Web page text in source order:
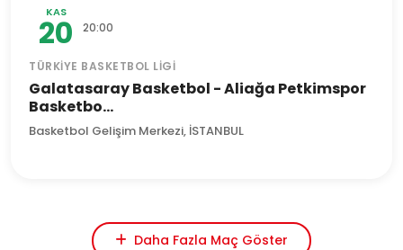
KAS
20 20:00
TÜRKIYE BASKETBOL LIGI
Galatasaray Basketbol - Aliağa Petkimspor
Basketbo...
Basketbol Gelişim Merkezi, İSTANBUL
Daha Fazla Maç Göster